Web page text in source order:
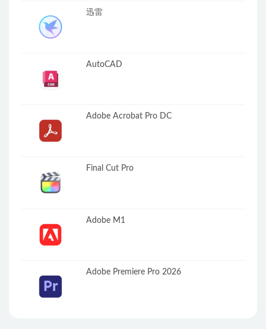
迅雷
AutoCAD
Adobe Acrobat Pro DC
Final Cut Pro
Adobe M1
Adobe Premiere Pro 2026